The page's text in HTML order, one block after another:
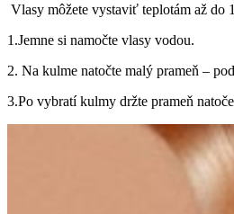
Vlasy môžete vystaviť teplotám až do
1.Jemne si namočte vlasy vodou.
2. Na kulme natočte malý prameň –
3.Po vybratí kulmy držte prameň